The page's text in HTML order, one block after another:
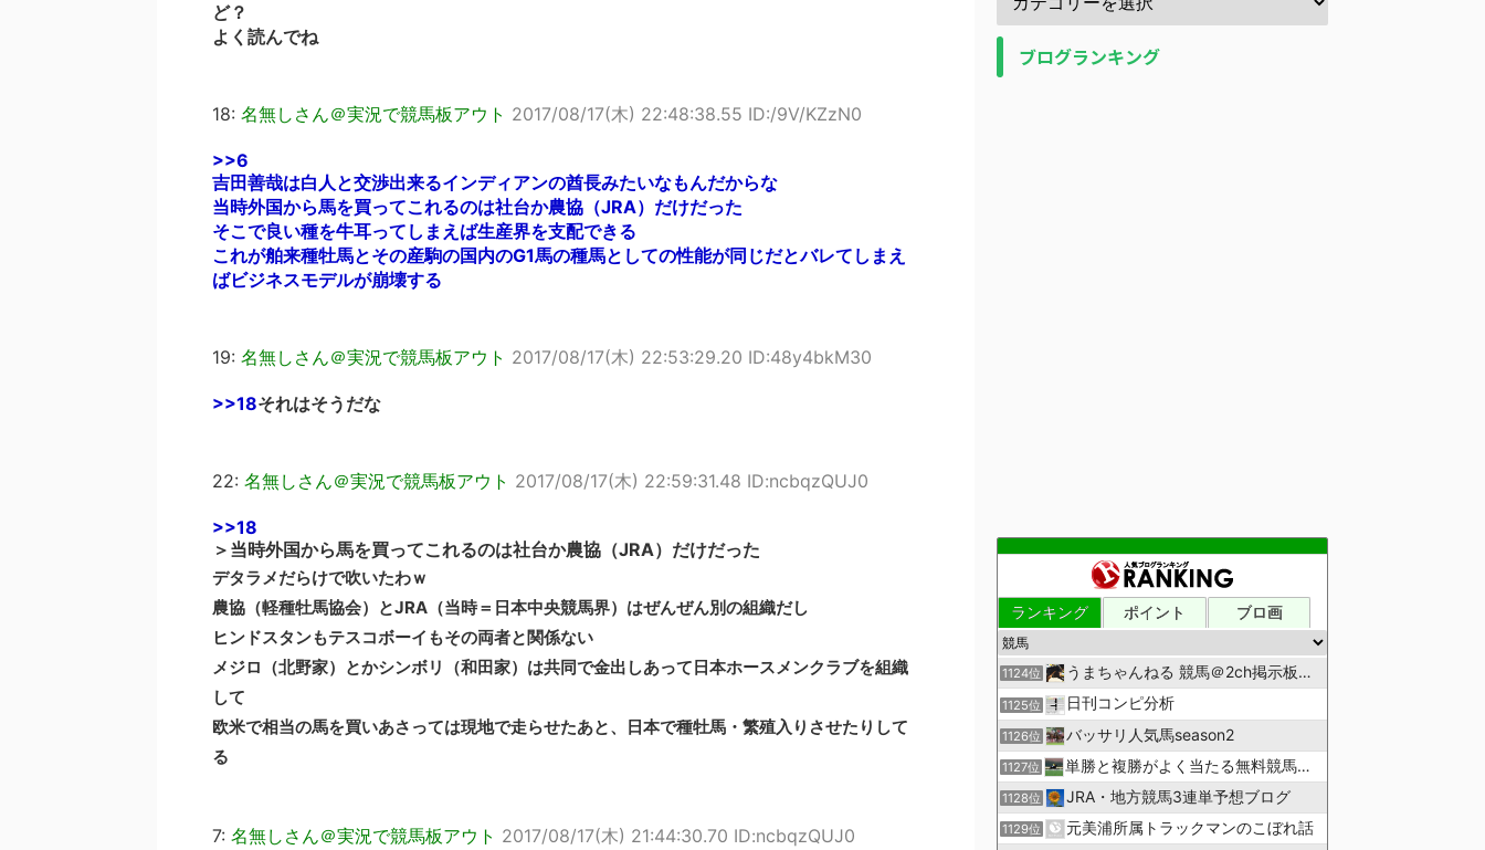
ど？
よく読んでね
18: 名無しさん＠実況で競馬板アウト 2017/08/17(木) 22:48:38.55 ID:/9V/KZzN0
>>6
吉田善哉は白人と交渉出来るインディアンの酋長みたいなもんだからな
当時外国から馬を買ってこれるのは社台か農協（JRA）だけだった
そこで良い種を牛耳ってしまえば生産界を支配できる
これが舶来種牡馬とその産駒の国内のG1馬の種馬としての性能が同じだとバレてしまえ
ばビジネスモデルが崩壊する
19: 名無しさん＠実況で競馬板アウト 2017/08/17(木) 22:53:29.20 ID:48y4bkM30
>>18それはそうだな
22: 名無しさん＠実況で競馬板アウト 2017/08/17(木) 22:59:31.48 ID:ncbqzQUJ0
>>18
＞当時外国から馬を買ってこれるのは社台か農協（JRA）だけだった
デタラメだらけで吹いたわｗ
農協（軽種牡馬協会）とJRA（当時＝日本中央競馬界）はぜんぜん別の組織だし
ヒンドスタンもテスコボーイもその両者と関係ない
メジロ（北野家）とかシンボリ（和田家）は共同で金出しあって日本ホースメンクラブを組織
して
欧米で相当の馬を買いあさっては現地で走らせたあと、日本で種牡馬・繁殖入りさせたりして
る
7: 名無しさん＠実況で競馬板アウト 2017/08/17(木) 21:44:30.70 ID:ncbqzQUJ0
ブログランキング
ランキング ポイント ブロ画
1124位 うまちゃんねる 競馬＠2ch掲示板まとめ
1125位 日刊コンピ分析
1126位 バッサリ人気馬season2
1127位 単勝と複勝がよく当たる無料競馬予想ブログ
1128位 JRA・地方競馬3連単予想ブログ
1129位 元美浦所属トラックマンのこぼれ話